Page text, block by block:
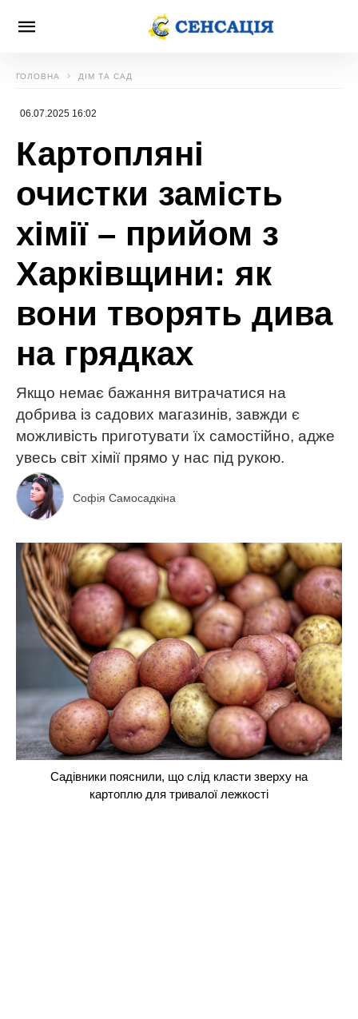
ГОЛОВНА ДІМ ТА САД
06.07.2025 16:02
Картопляні
очистки замість
хімії – прийом з
Харківщини: як
вони творять дива
на грядках
Якщо немає бажання витрачатися на
добрива із садових магазинів, завжди є
можливість приготувати їх самостійно, адже
увесь світ хімії прямо у нас під рукою.
Софія Самосадкіна
Садівники пояснили, що слід класти зверху на
картоплю для тривалої лежкості